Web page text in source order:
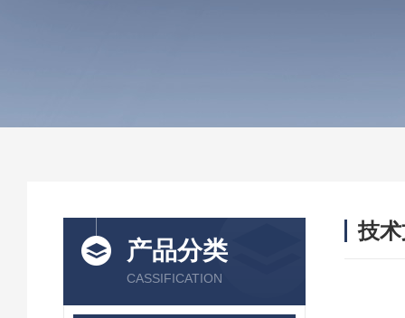
产品分类
CASSIFICATION
技